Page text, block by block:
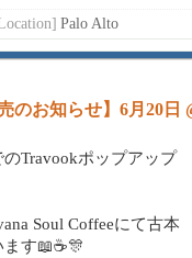
Palo Alto
のお知らせ】6月20日
Travookポップアップ
Soul Coffeeにて古本
す📖☕🎊